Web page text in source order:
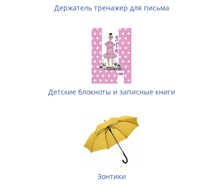
Держатель тренажер для письма
Детские блокноты и записные книги
Зонтики